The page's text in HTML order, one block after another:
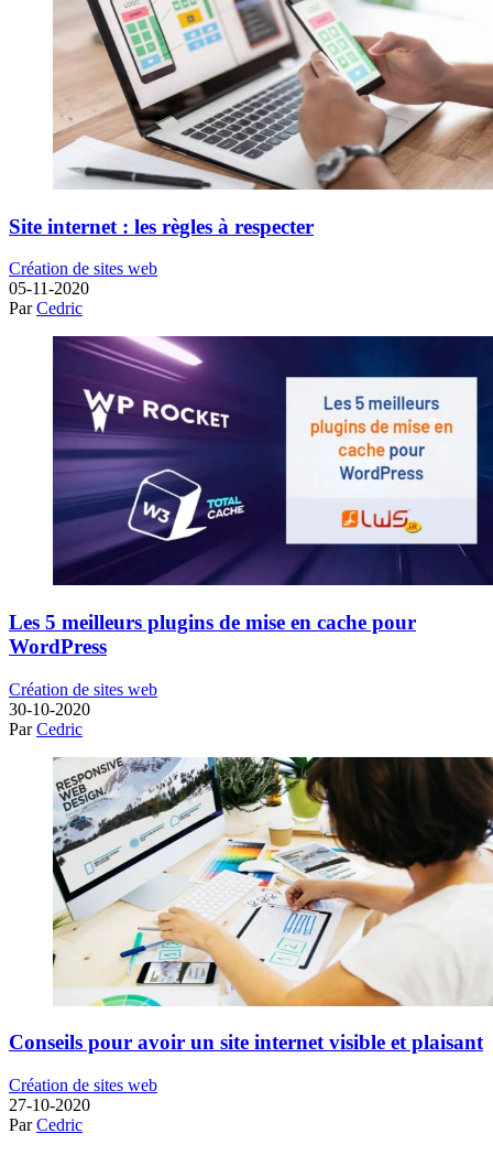
Site internet : les règles à respecter
Création de sites web
05-11-2020
ParCedric
Les 5 meilleurs plugins de mise en cache pour
WordPress
Création de sites web
30-10-2020
ParCedric
Conseils pour avoir un site internet visible et plaisant
Création de sites web
27-10-2020
ParCedric